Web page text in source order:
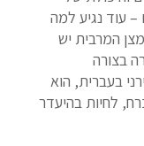
עוד נגיע למה
המרבית יש
בצורה
בעברית, הוא
לחיות בהיעדר